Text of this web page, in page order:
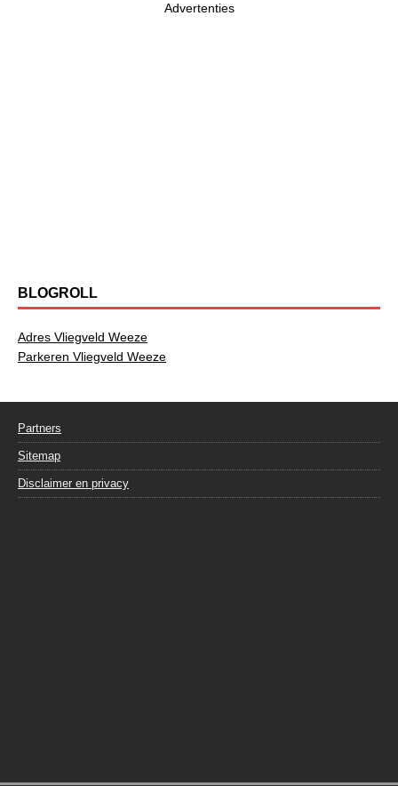
Advertenties
BLOGROLL
Adres Vliegveld Weeze
Parkeren Vliegveld Weeze
Partners
Sitemap
Disclaimer en privacy